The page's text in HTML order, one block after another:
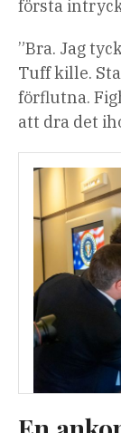
första
”Bra. Jag
Tuff kille.
förflutna.
att dra det